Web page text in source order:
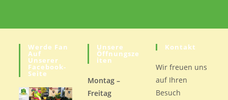
Werde Fan
Auf
Unserer
Facebook-
Seite
Unsere
Öffnungsze
Iten
Montag –
Freitag
Kontakt
Wir freuen uns
auf Ihren
Besuch